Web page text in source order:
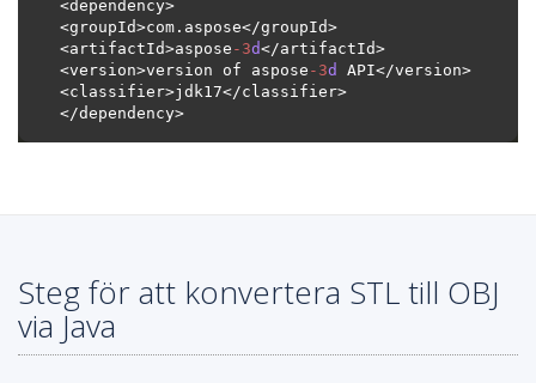
<artifactId>aspose - 3d
<version>version of aspose - 3d
Steg för att konvertera STL till OBJ
via Java